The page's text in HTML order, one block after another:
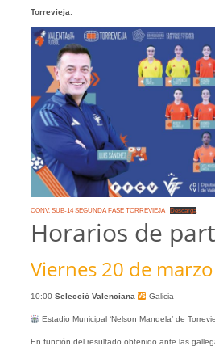
Torrevieja
CONV. SUB-14 SEGUNDA FASE TORREVIEJA Descarga
Horarios de
Viernes 20 de marzo
10:00 Selecció Valenciana Galicia
Estadio Municipal ‘Nelson Mandela’ de
En función del resultado obtenido ante las